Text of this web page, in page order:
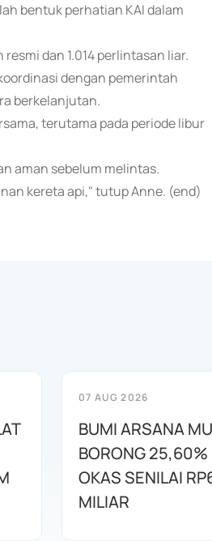
bentuk perhatian KAI dalam
dan 1.014 perlintasan liar.
dengan pemerintah
berkelanjutan.
terutama pada periode libur
aman sebelum melintas.
kereta api," tutup Anne. (end)
07 AUG 2026
BUMI ARSANA
BORONG 25,60%
OKAS SENILAI
MILIAR